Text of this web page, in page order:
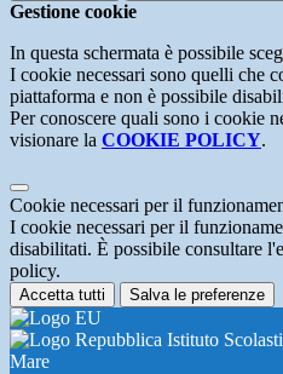
Gestione cookie
In questa schermata è possibile
I cookie necessari sono quelli che
piattaforma e non è possibile
Per conoscere quali sono i cookie
visionare la COOKIE POLICY.
Cookie necessari per il
I cookie necessari per il
disabilitati. È possibile consultare
policy.
Accetta tutti Salva le preferenze
Istituto
Mare